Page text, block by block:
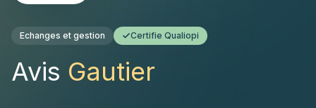
Echanges et gestion Certifie Qualiopi
Avis Gautier